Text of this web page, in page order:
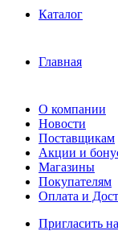
Каталог
Главная
О компании
Новости
Поставщикам
Акции и
Магазины
Покупателям
Оплата и
Пригласить